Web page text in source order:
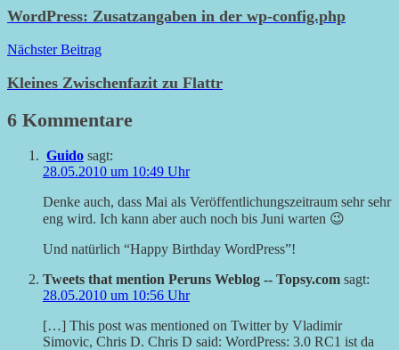
WordPress: Zusatzangaben in der wp-config.php
Nächster Beitrag
Kleines Zwischenfazit zu Flattr
6 Kommentare
Guido sagt:
28.05.2010 um 10:49 Uhr
Denke auch, dass Mai als Veröffentlichungszeitraum sehr sehr
eng wird. Ich kann aber auch noch bis Juni warten 😉
Und natürlich “Happy Birthday WordPress”!
Tweets that mention Peruns Weblog -- Topsy.com sagt:
28.05.2010 um 10:56 Uhr
[…] This post was mentioned on Twitter by Vladimir
Simovic, Chris D. Chris D said: WordPress: 3.0 RC1 ist da